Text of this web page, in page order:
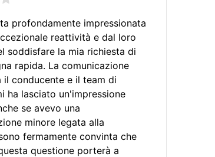
profondamente impressionata
reattività e dal loro
soddisfare la mia richiesta di
rapida. La comunicazione
conducente e il team di
ha lasciato un'impressione
se avevo una
minore legata alla
fermamente convinta che
questione porterà a